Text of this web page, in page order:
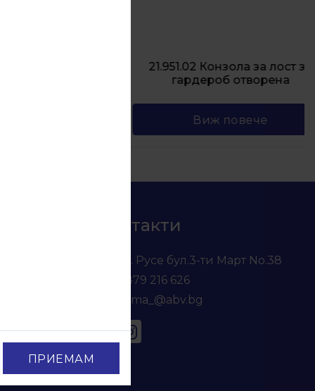
ПРИЕМАМ
21.951.02 Конзола за лост за
гардероб отворена
Виж повече
Контакти
гр. Русе бул.3-ти Март No.38
0879 216 626
voma_@abv.bg